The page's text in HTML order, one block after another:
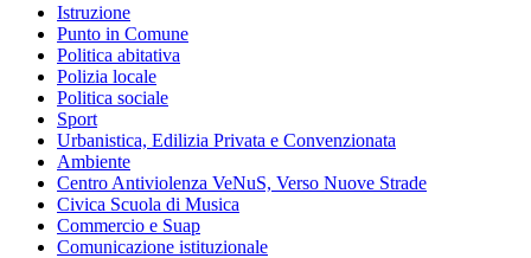
Istruzione
Punto in Comune
Politica abitativa
Polizia locale
Politica sociale
Sport
Urbanistica, Edilizia Privata e Convenzionata
Ambiente
Centro Antiviolenza VeNuS, Verso Nuove Strade
Civica Scuola di Musica
Commercio e Suap
Comunicazione istituzionale